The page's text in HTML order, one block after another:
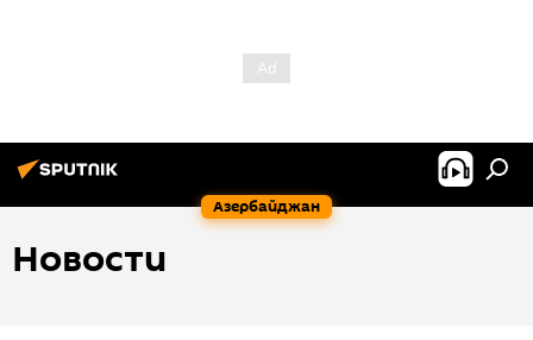
Азербайджан
Новости